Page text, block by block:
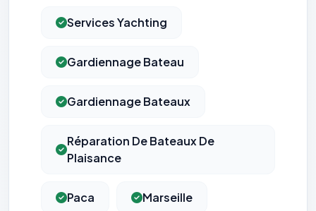
Services Yachting
Gardiennage Bateau
Gardiennage Bateaux
Réparation De Bateaux De
Plaisance
Paca Marseille